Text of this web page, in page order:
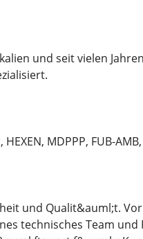
und seit vielen
MDPPP, FUB-
und Qualit&auml;t.
technisches Team